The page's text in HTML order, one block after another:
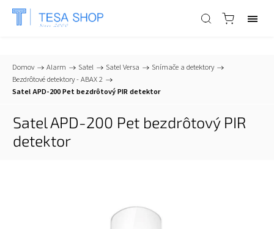
📞+421 903 553 805 info@tesa-systems.sk
Domov / Alarm / Satel / Satel Versa / Snímače a detektory /
Bezdrôtové detektory - ABAX 2 /
Satel APD-200 Pet bezdrôtový PIR detektor
Satel APD-200 Pet bezdrôtový PIR
detektor